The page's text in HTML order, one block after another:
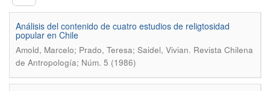
Análisis del contenido de cuatro estudios de religtosidad
popular en Chile
Amold, Marcelo; Prado, Teresa; Saidel, Vivian. Revista Chilena
de Antropología; Núm. 5 (1986)